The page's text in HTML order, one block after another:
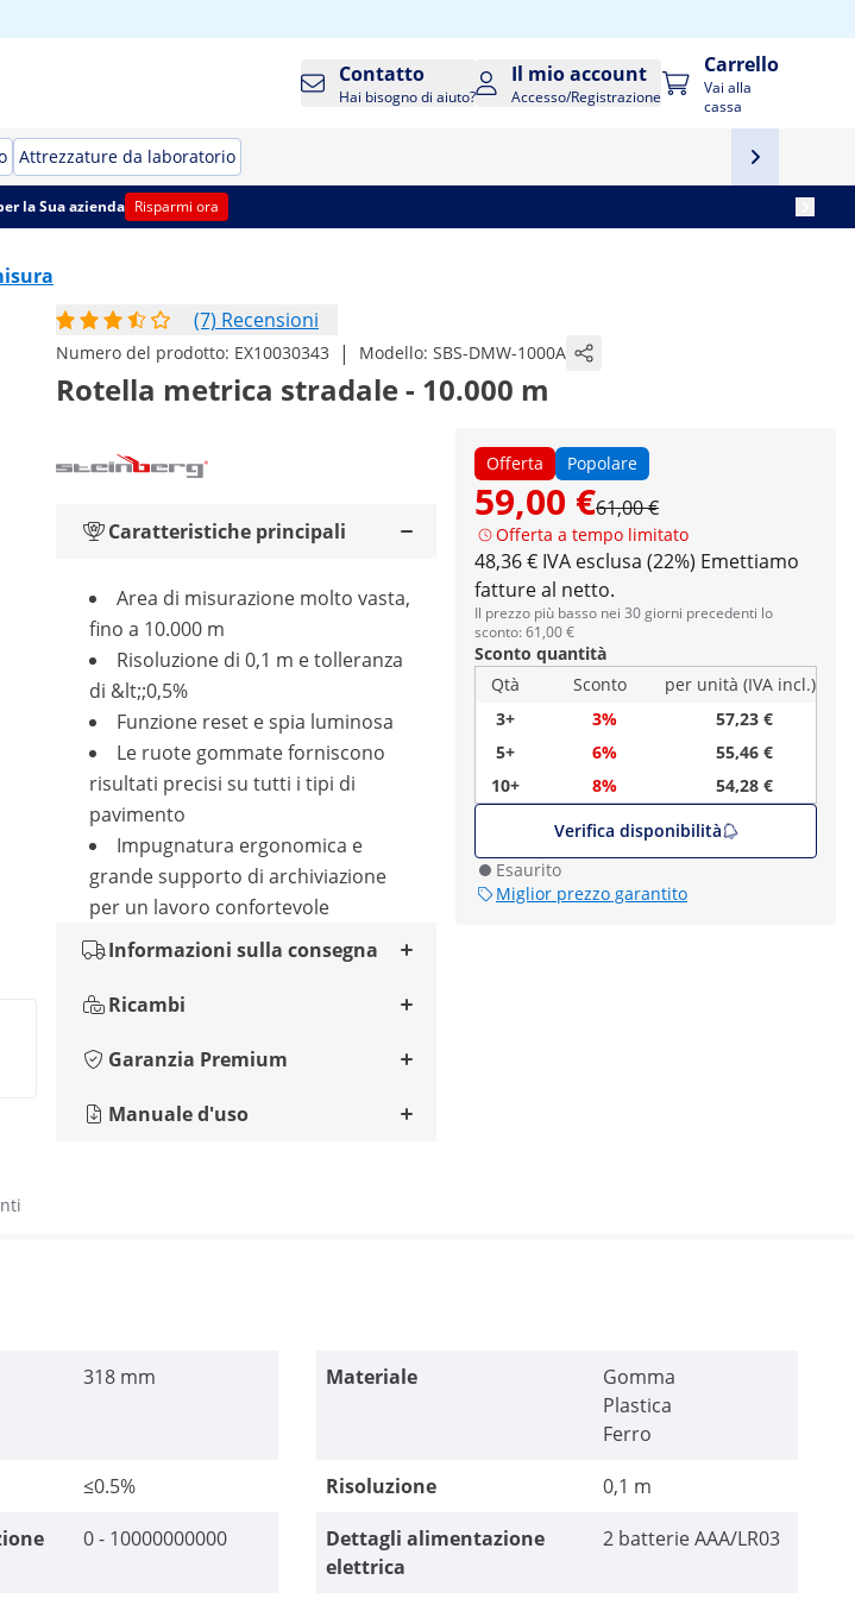
Contatto
Hai bisogno di aiuto?
Il mio account
Accesso/Registrazione
Carrello
Vai alla
cassa
Attrezzature da laboratorio
la Sua azienda Risparmi ora
(7) Recensioni
Numero del prodotto: EX10030343 | Modello: SBS-DMW-1000A
Rotella metrica stradale - 10.000 m
Offerta Popolare
59,00 €61,00 €
Offerta a tempo limitato
48,36 € IVA esclusa (22%) Emettiamo
fatture al netto.
Il prezzo più basso nei 30 giorni precedenti lo
sconto: 61,00 €
Sconto quantità
Qtà
Sconto
per unità (IVA incl.)
3+
3%
57,23 €
5+
6%
55,46 €
10+
8%
54,28 €
Verifica disponibilità
Esaurito
Miglior prezzo garantito
Caratteristiche principali
Area di misurazione molto vasta,
fino a 10.000 m
Risoluzione di 0,1 m e tolleranza
di &lt;;0,5%
Funzione reset e spia luminosa
Le ruote gommate forniscono
risultati precisi su tutti i tipi di
pavimento
Impugnatura ergonomica e
grande supporto di archiviazione
per un lavoro confortevole
Informazioni sulla consegna
Ricambi
Garanzia Premium
Manuale d'uso
318 mm Materiale
Gomma
Plastica
Ferro
≤0.5% Risoluzione
0,1 m
0 - 10000000000
Dettagli alimentazione
elettrica
2 batterie AAA/LR03